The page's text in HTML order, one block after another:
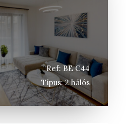
Ref: BE C44
Típus: 2 hálós